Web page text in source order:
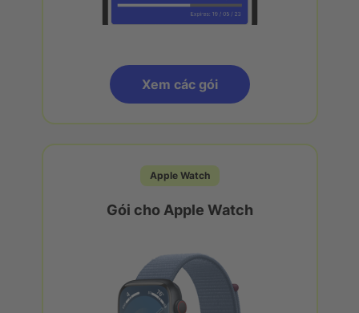
Xem các gói
Apple Watch
Gói cho Apple Watch